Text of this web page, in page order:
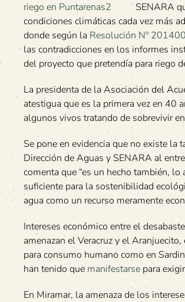
SENARA
condiciones climáticas cada vez más
donde según la Resolución Nº
las contradicciones en los informes
del proyecto que pretendía para riego
La presidenta de la Asociación del
atestigua que es la primera vez en 40
algunos vivos tratando de sobrevivir
Se pone en evidencia que no existe
Dirección de Aguas y SENARA al
comenta que “es un hecho también,
suficiente para la sostenibilidad
agua como un recurso meramente
Intereses económico entre el
amenazan el Veracruz y el
para consumo humano como en
han tenido que manifestarse para
En Miramar, la amenaza de los